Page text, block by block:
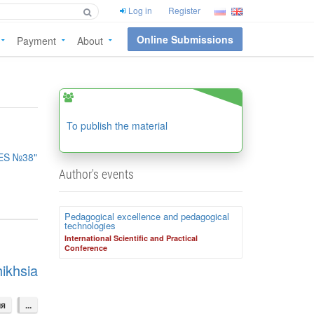
Log in Register
Payment About Online Submissions
№38"
...
To publish the material
Author's events
Pedagogical excellence and pedagogical
technologies
International Scientific and Practical
Conference